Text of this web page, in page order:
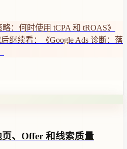
：何时使用 tCPA 和 tROAS》
继续看：《Google Ads 诊断：落
、Offer 和线索质量